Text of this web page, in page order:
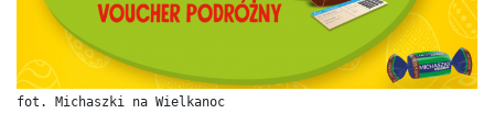
fot. Michaszki na Wielkanoc